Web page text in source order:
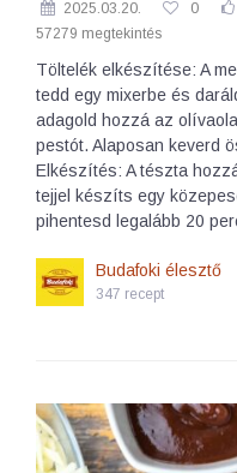
2025.03.20. 0
57279 megtekintés
Töltelék elkészítése: A
tedd egy mixerbe és
adagold hozzá az
pestót. Alaposan keverd
Elkészítés: A tészta
tejjel készíts egy
pihentesd legalább 20
Budafoki élesztő
347 recept